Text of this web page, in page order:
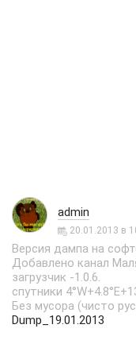
admin
20.01.2013 в
Bерсия дампа на
Добавлено канал
загрузчик -1.0.6.
спутники
Без мусора (чисто
Dump_19.01.2013